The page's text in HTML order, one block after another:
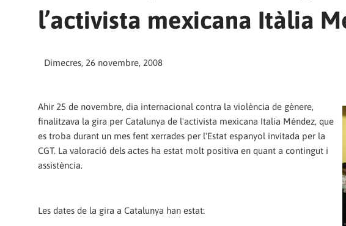
l’activista mexicana Itàlia
Dimecres, 26 novembre, 2008
Ahir 25 de novembre, dia internacional contra la violència de gènere,
finalitzava la gira per Catalunya de l'activista mexicana Italia Méndez, que
es troba durant un mes fent xerrades per l'Estat espanyol invitada per la
CGT. La valoració dels actes ha estat molt positiva en quant a contingut i
assistència.
Les dates de la gira a Catalunya han estat: